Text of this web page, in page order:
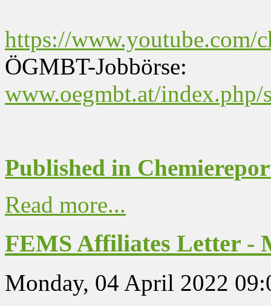
https://www.youtube.com/
ÖGMBT-Jobbörse:
www.oegmbt.at/index.php/
Published in
Read more...
FEMS Affiliates Letter -
Monday, 04 April 2022